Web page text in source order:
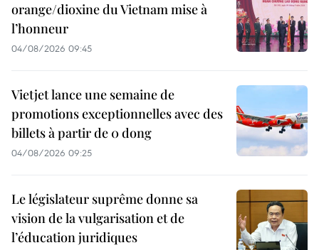
orange/dioxine du Vietnam mise à
l’honneur
04/08/2026 09:45
Vietjet lance une semaine de
promotions exceptionnelles avec des
billets à partir de 0 dong
04/08/2026 09:25
Le législateur suprême donne sa
vision de la vulgarisation et de
l’éducation juridiques